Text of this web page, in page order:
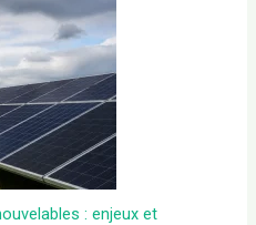
: enjeux et